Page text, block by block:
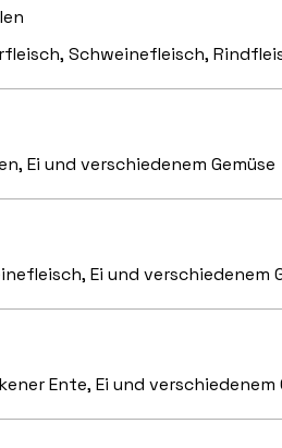
Schweinefleisch,
Ei und verschiedenem Gemüse
Ei und verschiedenem
Ente, Ei und